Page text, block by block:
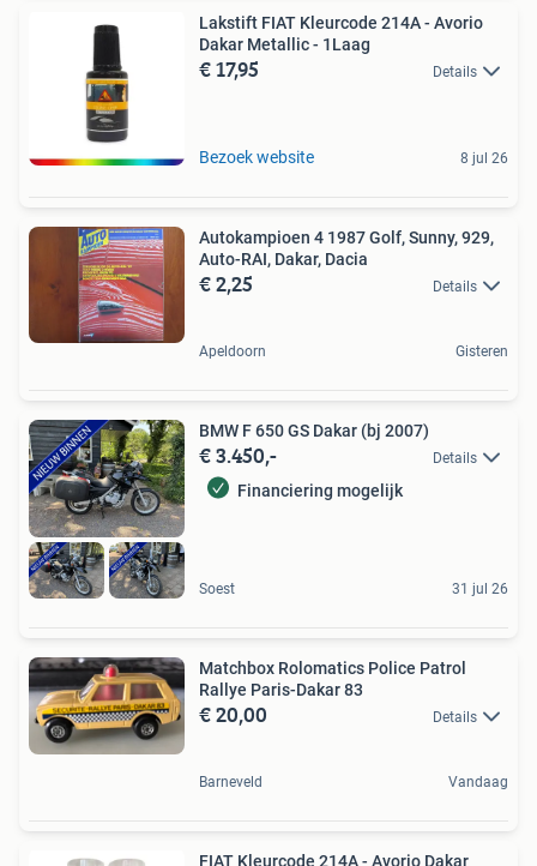
Lakstift FIAT Kleurcode 214A - Avorio
Dakar Metallic - 1Laag
€ 17,95 Details
Bezoek website 8 jul 26
Autokampioen 4 1987 Golf, Sunny, 929,
Auto-RAI, Dakar, Dacia
€ 2,25 Details
Apeldoorn Gisteren
BMW F 650 GS Dakar (bj 2007)
€ 3.450,- Details
Financiering mogelijk
Soest 31 jul 26
Matchbox Rolomatics Police Patrol
Rallye Paris-Dakar 83
€ 20,00 Details
Barneveld Vandaag
FIAT Kleurcode 214A - Avorio Dakar